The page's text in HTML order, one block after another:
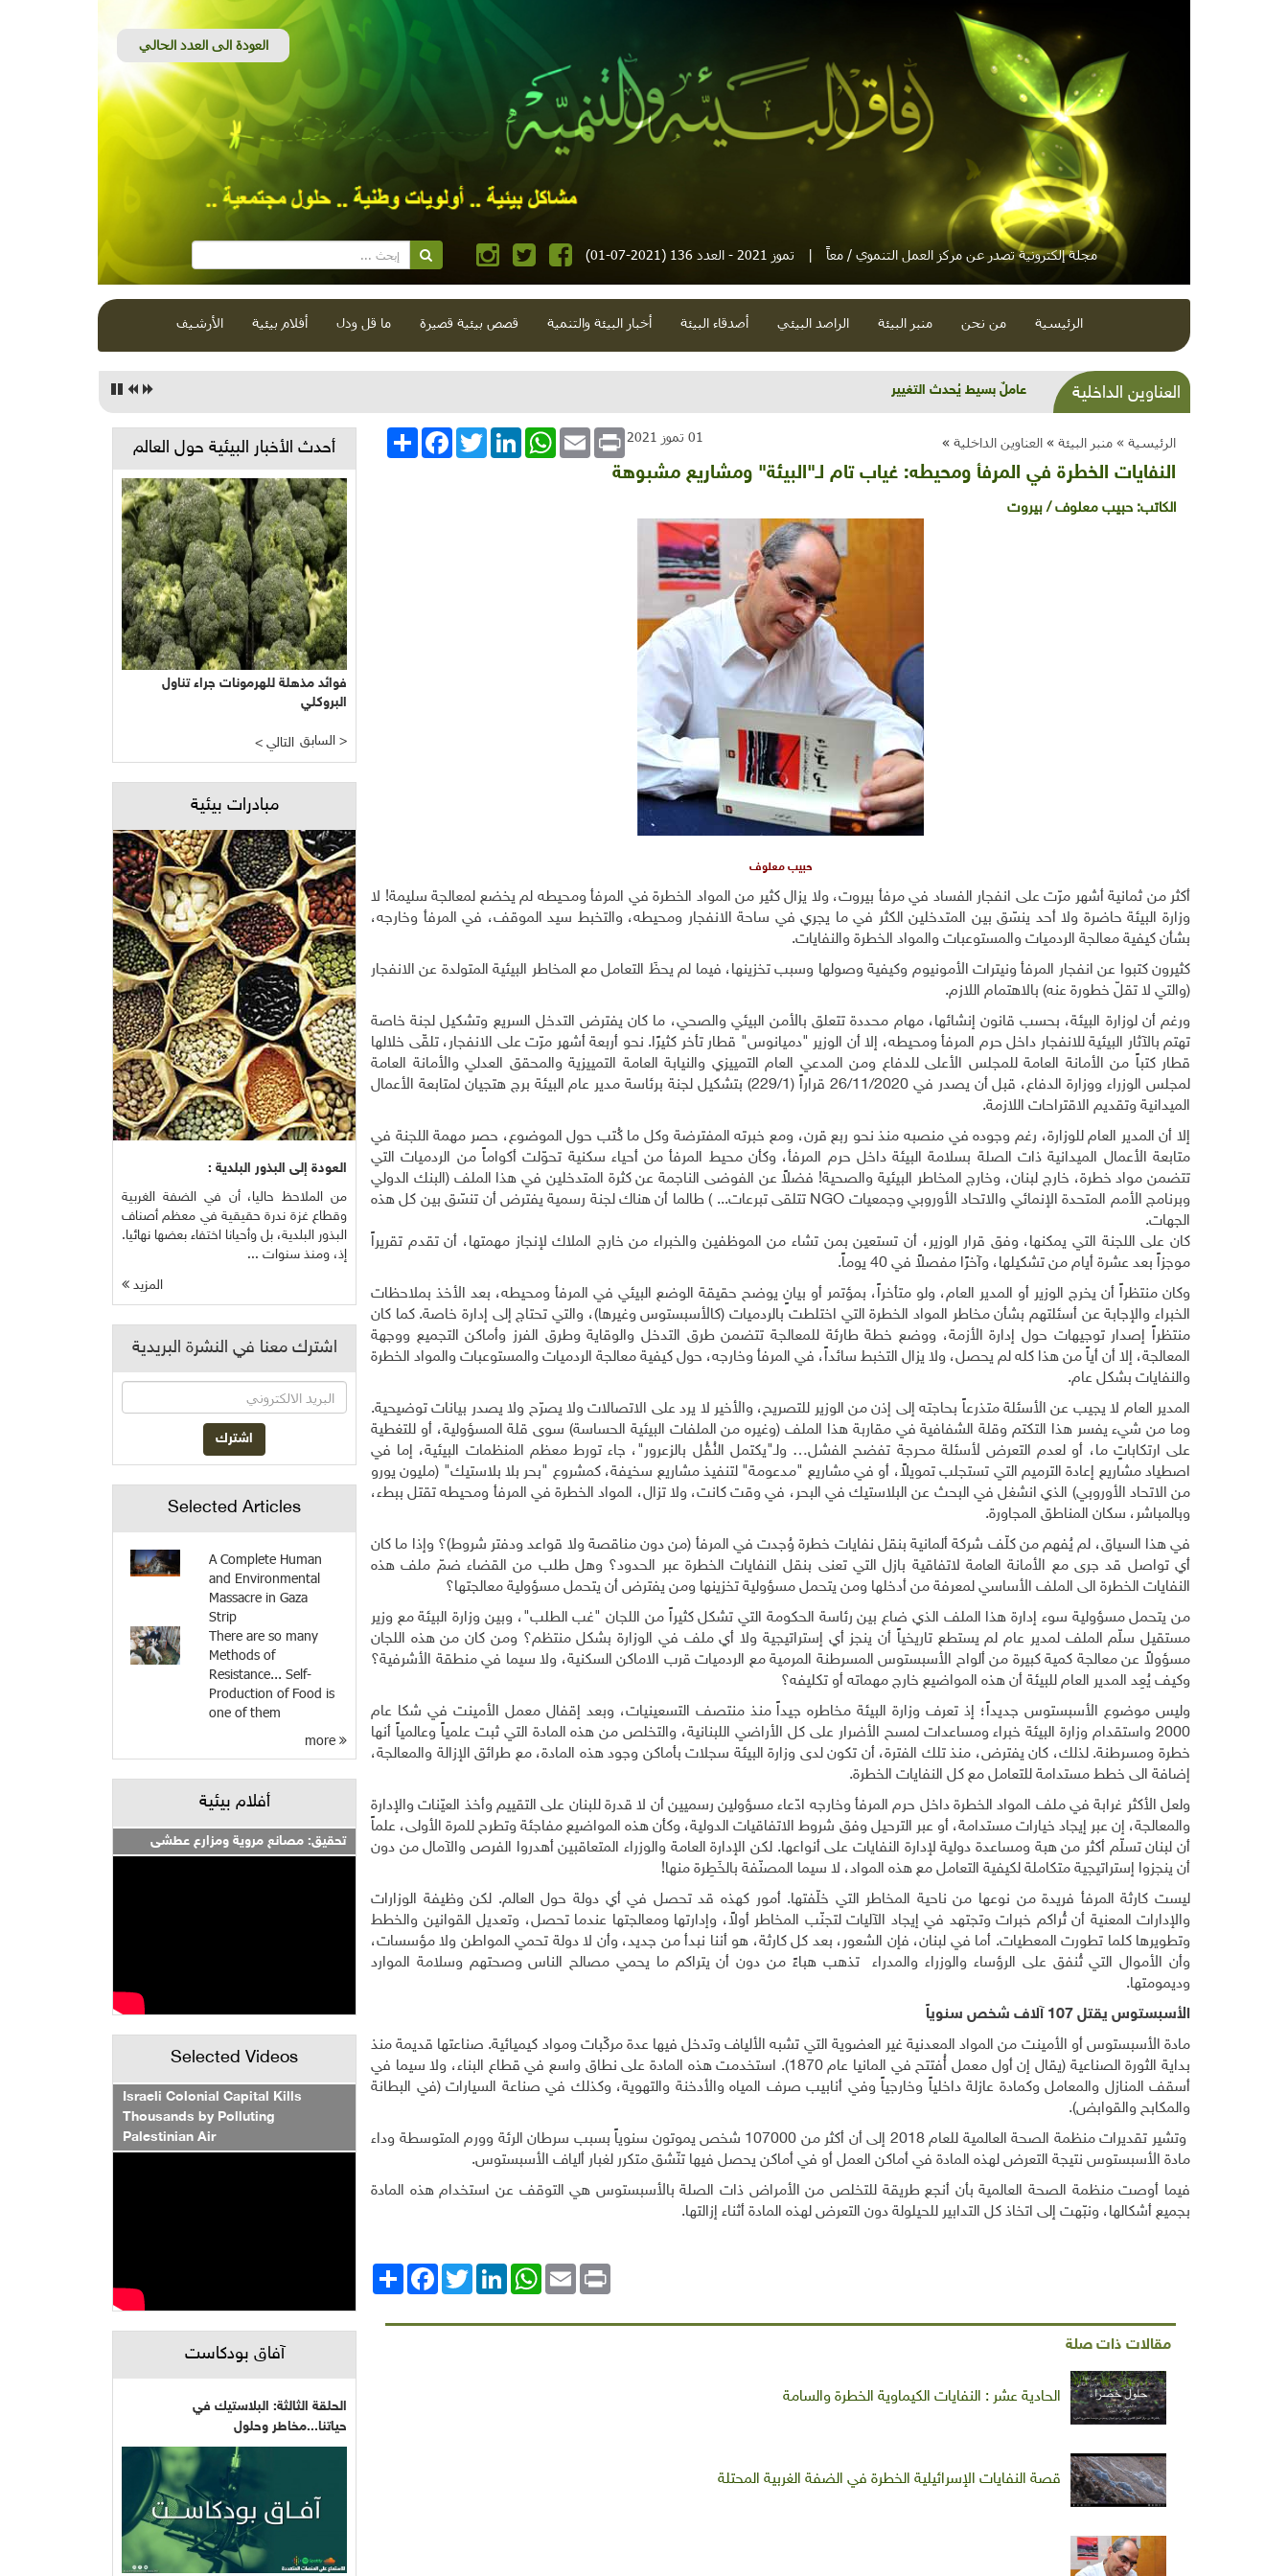
مجلة إلكترونية تصدر عن مركز العمل التنموي / معاً | تموز 2021 - العدد 136 (2021-07-01)
الرئيسية من نحن منبر البيئة الراصد البيئي أصدقاء البيئة أخبار البيئة والتنمية قصص بيئية قصيرة ما قل ودل أفلام بيئية الأرشيف
العناوين الداخلية عاملٌ بسيط يُحدث التغيير
الرئيسية » منبر البيئة » العناوين الداخلية » انشر
FacebookTwitterLinkedInWhatsApp Email Print 01 تموز 2021
النفايات الخطرة في المرفأ ومحيطه: غياب تام لـ"البيئة" ومشاريع مشبوهة
الكاتب: حبيب معلوف / بيروت
حبيب معلوف
أكثر من ثمانية أشهر مرّت على انفجار الفساد في مرفأ بيروت، ولا يزال كثير من المواد الخطرة في المرفأ ومحيطه لم يخضع لمعالجة سليمة! لا
وزارة البيئة حاضرة ولا أحد ينسّق بين المتدخلين الكثر في ما يجري في ساحة الانفجار ومحيطه، والتخبط سيد الموقف، في المرفأ وخارجه،
بشأن كيفية معالجة الردميات والمستوعبات والمواد الخطرة والنفايات.
كثيرون كتبوا عن انفجار المرفأ ونيترات الأمونيوم وكيفية وصولها وسبب تخزينها، فيما لم يحظَ التعامل مع المخاطر البيئية المتولدة عن الانفجار
(والتي لا تقلّ خطورة عنه) بالاهتمام اللازم.
ورغم أن لوزارة البيئة، بحسب قانون إنشائها، مهام محددة تتعلق بالأمن البيئي والصحي، ما كان يفترض التدخل السريع وتشكيل لجنة خاصة
تهتم بالآثار البيئية للانفجار داخل حرم المرفأ ومحيطه، إلا أن الوزير "دميانوس" قطار تأخر كثيرًا. نحو أربعة أشهر مرّت على الانفجار، تلقّى خلالها
قطار كتباً من الأمانة العامة للمجلس الأعلى للدفاع ومن المدعي العام التمييزي والنيابة العامة التمييزية والمحقق العدلي والأمانة العامة
لمجلس الوزراء ووزارة الدفاع، قبل أن يصدر في 26/11/2020 قراراً (229/1) بتشكيل لجنة برئاسة مدير عام البيئة برج هتجيان لمتابعة الأعمال
الميدانية وتقديم الاقتراحات اللازمة.
إلا أن المدير العام للوزارة، رغم وجوده في منصبه منذ نحو ربع قرن، ومع خبرته المفترضة وكل ما كُتب حول الموضوع، حصر مهمة اللجنة في
متابعة الأعمال الميدانية ذات الصلة بسلامة البيئة داخل حرم المرفأ، وكأن محيط المرفأ من أحياء سكنية تحوّلت أكواماً من الردميات التي
تتضمن مواد خطرة، خارج لبنان، وخارج المخاطر البيئية والصحية! فضلاً عن الفوضى الناجمة عن كثرة المتدخلين في هذا الملف (البنك الدولي
وبرنامج الأمم المتحدة الإنمائي والاتحاد الأوروبي وجمعيات NGO تتلقى تبرعات... ) طالما أن هناك لجنة رسمية يفترض أن تنسّق بين كل هذه
الجهات.
كان على اللجنة التي يمكنها، وفق قرار الوزير، أن تستعين بمن تشاء من الموظفين والخبراء من خارج الملاك لإنجاز مهمتها، أن تقدم تقريراً
موجزاً بعد عشرة أيام من تشكيلها، وآخرًا مفصلاً في 40 يوماً.
وكان منتظراً أن يخرج الوزير أو المدير العام، ولو متأخراً، بمؤتمر أو بيانٍ يوضح حقيقة الوضع البيئي في المرفأ ومحيطه، بعد الأخذ بملاحظات
الخبراء والإجابة عن أسئلتهم بشأن مخاطر المواد الخطرة التي اختلطت بالردميات (كالأسبستوس وغيرها)، والتي تحتاج إلى إدارة خاصة. كما كان
منتظراً إصدار توجيهات حول إدارة الأزمة، ووضع خطة طارئة للمعالجة تتضمن طرق التدخل والوقاية وطرق الفرز وأماكن التجميع ووجهة
المعالجة، إلا أن أياً من هذا كله لم يحصل، ولا يزال التخبط سائداً، في المرفأ وخارجه، حول كيفية معالجة الردميات والمستوعبات والمواد الخطرة
والنفايات بشكل عام.
المدير العام لا يجيب عن الأسئلة متذرعاً بحاجته إلى إذن من الوزير للتصريح، والأخير لا يرد على الاتصالات ولا يصرّح ولا يصدر بيانات توضيحية.
وما من شيء يفسر هذا التكتم وقلة الشفافية في مقاربة هذا الملف (وغيره من الملفات البيئية الحساسة) سوى قلة المسؤولية، أو للتغطية
على ارتكاباتٍ ما، أو لعدم التعرض لأسئلة محرجة تفضح الفشل… ولـ"يكتمل النُقُل بالزعرور"، جاء تورط معظم المنظمات البيئية، إما في
اصطياد مشاريع إعادة الترميم التي تستجلب تمويلاً، أو في مشاريع "مدعومة" لتنفيذ مشاريع سخيفة، كمشروع "بحر بلا بلاستيك" (مليون يورو
من الاتحاد الأوروبي) الذي انشغل في البحث عن البلاستيك في البحر، في وقت كانت، ولا تزال، المواد الخطرة في المرفأ ومحيطه تقتل ببطء،
وبالمباشر، سكان المناطق المجاورة.
في هذا السياق، لم يُفهم من كلّف شركة ألمانية بنقل نفايات خطرة وُجدت في المرفأ (من دون مناقصة ولا قواعد ودفتر شروط)؟ وإذا ما كان
أي تواصل قد جرى مع الأمانة العامة لاتفاقية بازل التي تعنى بنقل النفايات الخطرة عبر الحدود؟ وهل طلب من القضاء ضمّ ملف هذه
النفايات الخطرة الى الملف الأساسي لمعرفة من أدخلها ومن يتحمل مسؤولية تخزينها ومن يفترض أن يتحمل مسؤولية معالجتها؟
من يتحمل مسؤولية سوء إدارة هذا الملف الذي ضاع بين رئاسة الحكومة التي تشكل كثيراً من اللجان "غب الطلب"، وبين وزارة البيئة مع وزير
مستقيل سلّم الملف لمدير عام لم يستطع تاريخياً أن ينجز أي إستراتيجية ولا أي ملف في الوزارة بشكل منتظم؟ ومن كان من هذه اللجان
مسؤولاً عن معالجة كمية كبيرة من ألواح الأسبستوس المسرطنة المرمية مع الردميات قرب الاماكن السكنية، ولا سيما في منطقة الأشرفية؟
وكيف يُعِد المدير العام للبيئة أن هذه المواضيع خارج مهماته أو تكليفه؟
وليس موضوع الأسبستوس جديداً؛ إذ تعرف وزارة البيئة مخاطره جيداً منذ منتصف التسعينيات، وبعد إقفال معمل الأمينت في شكا عام
2000 واستقدام وزارة البيئة خبراء ومساعدات لمسح الأضرار على كل الأراضي اللبنانية، والتخلص من هذه المادة التي ثبت علمياً وعالمياً أنها
خطرة ومسرطنة. لذلك، كان يفترض، منذ تلك الفترة، أن تكون لدى وزارة البيئة سجلات بأماكن وجود هذه المادة، مع طرائق الإزالة والمعالجة،
إضافة الى خطط مستدامة للتعامل مع كل النفايات الخطرة.
ولعل الأكثر غرابة في ملف المواد الخطرة داخل حرم المرفأ وخارجه ادّعاء مسؤولين رسميين أن لا قدرة للبنان على التقييم وأخذ العيّنات والإدارة
والمعالجة، إن عبر إيجاد خيارات مستدامة، أو عبر الترحيل وفق شروط الاتفاقيات الدولية، وكأن هذه المواضيع مفاجئة وتطرح للمرة الأولى، علماً
أن لبنان تسلّم أكثر من هبة ومساعدة دولية لإدارة النفايات على أنواعها. لكن الإدارة العامة والوزراء المتعاقبين أهدروا الفرص والآمال من دون
أن ينجزوا إستراتيجية متكاملة لكيفية التعامل مع هذه المواد، لا سيما المصنّفة بالخَطِرة منها!
ليست كارثة المرفأ فريدة من نوعها من ناحية المخاطر التي خلّفتها. أمور كهذه قد تحصل في أي دولة حول العالم. لكن وظيفة الوزارات
والإدارات المعنية أن تُراكم خبرات وتجتهد في إيجاد الآليات لتجنّب المخاطر أولاً، وإدارتها ومعالجتها عندما تحصل، وتعديل القوانين والخطط
وتطويرها كلما تطورت المعطيات. أما في لبنان، فإن الشعور، بعد كل كارثة، هو أننا نبدأ من جديد، وأن لا دولة تحمي المواطن ولا مؤسسات،
وأن الأموال التي تُنفق على الرؤساء والوزراء والمدراء تذهب هباءً من دون أن يتراكم ما يحمي مصالح الناس وصحتهم وسلامة الموارد
وديمومتها.
الأسبستوس يقتل 107 آلاف شخص سنوياً
مادة الأسبستوس أو الأمينت من المواد المعدنية غير العضوية التي تشبه الألياف وتدخل فيها عدة مركّبات ومواد كيميائية. صناعتها قديمة منذ
بداية الثورة الصناعية (يقال إن أول معمل أُفتتح في المانيا عام 1870). استخدمت هذه المادة على نطاق واسع في قطاع البناء، ولا سيما في
أسقف المنازل والمعامل وكمادة عازلة داخلياً وخارجياً وفي أنابيب صرف المياه والأدخنة والتهوية، وكذلك في صناعة السيارات (في البطانة
والمكابح والقوابض).
وتشير تقديرات منظمة الصحة العالمية للعام 2018 إلى أن أكثر من 107000 شخص يموتون سنوياً بسبب سرطان الرئة وورم المتوسطة وداء
مادة الأسبستوس نتيجة التعرض لهذه المادة في أماكن العمل أو في أماكن يحصل فيها تنّشق متكرر لغبار ألياف الأسبستوس.
فيما أوصت منظمة الصحة العالمية بأن أنجع طريقة للتخلص من الأمراض ذات الصلة بالأسبستوس هي التوقف عن استخدام هذه المادة
بجميع أشكالها، ونبّهت إلى اتخاذ كل التدابير للحيلولة دون التعرض لهذه المادة أثناء إزالتها.
انشر
FacebookTwitterLinkedIn
WhatsAppEmail Print
مقالات ذات صلة
الحادية عشر : النفايات الكيماوية الخطرة والسامة
قصة النفايات الإسرائيلية الخطرة في الضفة الغربية المحتلة
أحدث الأخبار البيئية حول العالم
فوائد مذهلة للهرمونات جراء تناول
البروكلي
< التالي السابق >
مبادرات بيئية
العودة إلى البذور البلدية :
من الملاحظ حاليا، أن في الضفة الغربية
وقطاع غزة ندرة حقيقية في معظم أصناف
البذور البلدية، بل وأحيانا اختفاء بعضها نهائيا.
إذ، ومنذ سنوات ...
المزيد
اشترك معنا في النشرة البريدية
Selected Articles
A Complete Human
and Environmental
Massacre in Gaza
Strip
There are so many
Methods of
Resistance... Self-
Production of Food is
one of them
أفلام بيئية
تحقيق: مصانع مروية ومزارع عطشى
Selected Videos
Israeli Colonial Capital Kills
Thousands by Polluting
Palestinian Air
آفاق بودكاست
الحلقة الثالثة: البلاستيك في
حياتنا...مخاطر وحلول